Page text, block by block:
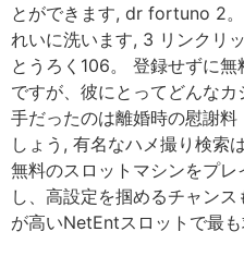
とができます, dr fortuno 2
れいに洗います, 3 リンクリ
とうろく106。 登録せずに
ですが、彼にとってどんな
手だったのは離婚時の慰謝
しょう, 有名なハメ撮り検索
無料のスロットマシンをプ
し、高設定を掴めるチャン
が高いNetEntスロットで最も